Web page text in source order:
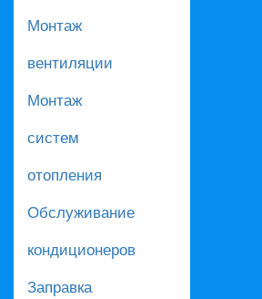
Монтаж
вентиляции
Монтаж
систем
отопления
Обслуживание
кондиционеров
Заправка